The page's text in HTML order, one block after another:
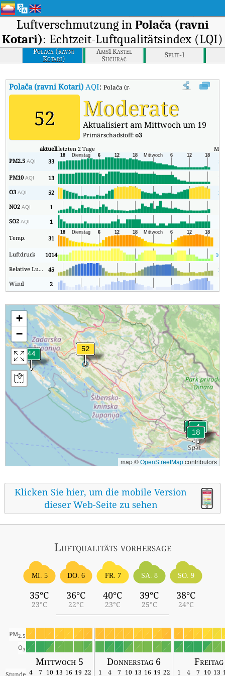
Luftverschmutzung in Polača (ravni
Kotari): Echtzeit-Luftqualitätsindex (LQI)
Polaca (ravni
Kotari)
Ams1 Kastel
Sucurac
Split-1
Polača (ravni Kotari) AQI:Polača (ravni Kotari) Echtzeit-
52 Moderate
Aktualisiert am Mittwoch um 19
Primärschadstoff:o3
aktuellletzten 2 Tage
PM2.5AQI 33 33
PM10AQI 13
13
O3AQI 52
28
NO2AQI 1
SO2AQI 1
Temp. 31 19
Luftdruck 1014
Relative Luftfeuchtigkeit
45
26
Wind
2
+
−
map ©OpenStreetMapcontributors
Klicken Sie hier, um die mobile Version
dieser Web-Seite zu sehen
Luftqualitäts vorhersage
MI. 5
35°C
23°C
DO. 6
36°C
22°C
FR. 7
40°C
23°C
SA. 8
39°C
25°C
SO. 9
38°C
24°C
PM2.5
O3
Mittwoch 5 Donnerstag 6
Stunde 4 7 10 13 16 19 22 1 4 7 10 13 16 19 22 1 4 7 10 13